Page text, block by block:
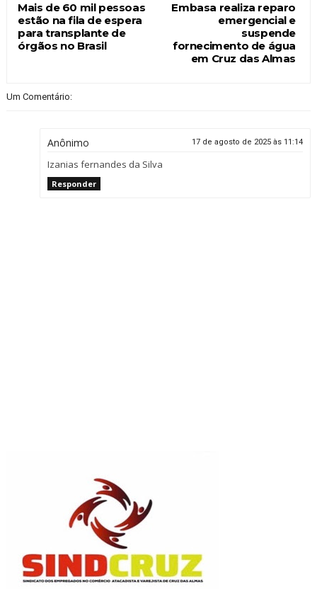
Embasa realiza reparo
emergencial e
suspende
fornecimento de água
em Cruz das Almas
Mais de 60 mil pessoas
estão na fila de espera
para transplante de
órgãos no Brasil
Um Comentário:
Anônimo 17 de agosto de 2025 às 11:14
Izanias fernandes da Silva
Responder